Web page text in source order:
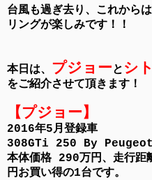
台風も過ぎ去り、これからは
リングが楽しみです！！
本日は、 プジョーと シ
をご紹介させて頂きます！
【プジョー】
2016年5月登録車
308GTi 250 By
本体価格 290万円、走行距
円お買い得の1台です。